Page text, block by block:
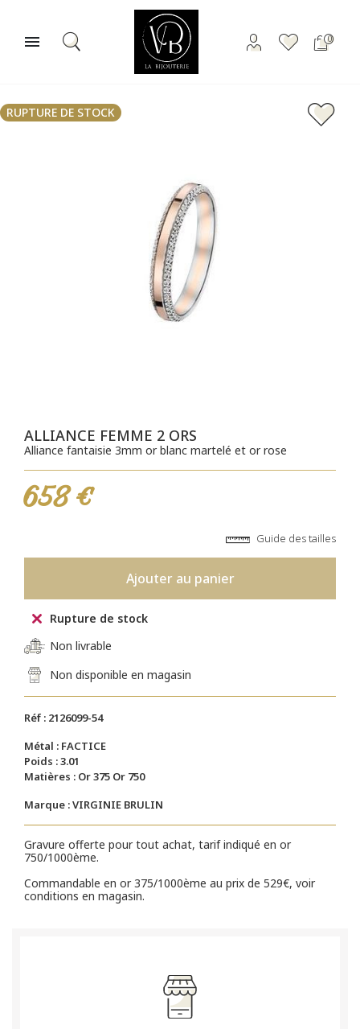
 0
RUPTURE DE STOCK
ALLIANCE FEMME 2 ORS
Alliance fantaisie 3mm or blanc martelé et or rose
658 €
Guide des tailles
Ajouter au panier
Rupture de stock
Non livrable
Non disponible en magasin
Réf : 2126099-54
Métal : FACTICE
Poids : 3.01
Matières : Or 375 Or 750
Marque : VIRGINIE BRULIN
Gravure offerte pour tout achat, tarif indiqué en or
750/1000ème.
Commandable en or 375/1000ème au prix de 529€, voir
conditions en magasin.